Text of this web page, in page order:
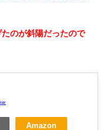
のが斜陽だったので
Amazon